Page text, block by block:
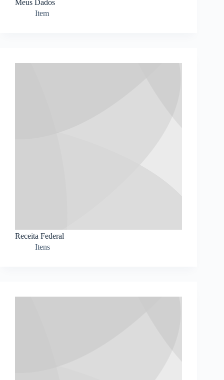
Meus Dados
Item
Receita Federal
Itens